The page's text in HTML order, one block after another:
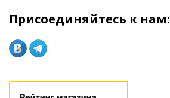
Присоединяйтесь к нам: